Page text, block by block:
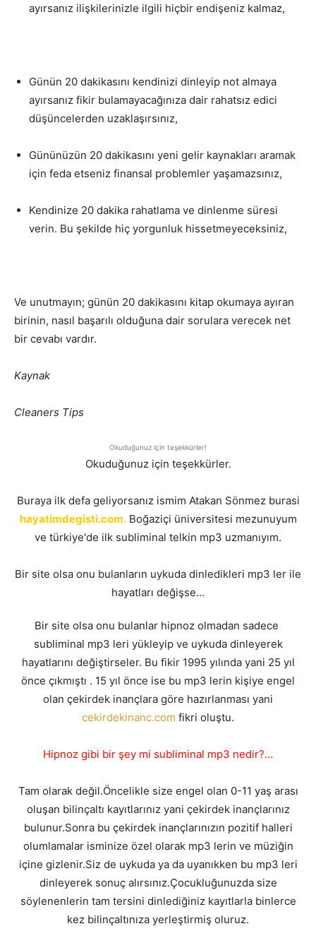
ayırsanız ilişkilerinizle ilgili hiçbir endişeniz kalmaz,
Günün 20 dakikasını kendinizi dinleyip not almaya
ayırsanız fikir bulamayacağınıza dair rahatsız edici
düşüncelerden uzaklaşırsınız,
Gününüzün 20 dakikasını yeni gelir kaynakları aramak
için feda etseniz finansal problemler yaşamazsınız,
Kendinize 20 dakika rahatlama ve dinlenme süresi
verin. Bu şekilde hiç yorgunluk hissetmeyeceksiniz,
Ve unutmayın; günün 20 dakikasını kitap okumaya ayıran
birinin, nasıl başarılı olduğuna dair sorulara verecek net
bir cevabı vardır.
Kaynak
Cleaners Tips
Okuduğunuz için teşekkürler!
Okuduğunuz için teşekkürler.
Buraya ilk defa geliyorsanız ismim Atakan Sönmez burasi
hayatimdegisti.com.Boğaziçi üniversitesi mezunuyum
ve türkiye'de ilk subliminal telkin mp3 uzmanıyım.
Bir site olsa onu bulanların uykuda dinledikleri mp3 ler ile
hayatları değişse…
Bir site olsa onu bulanlar hipnoz olmadan sadece
subliminal mp3 leri yükleyip ve uykuda dinleyerek
hayatlarını değiştirseler. Bu fikir 1995 yılında yani 25 yıl
önce çıkmıştı . 15 yıl önce ise bu mp3 lerin kişiye engel
olan çekirdek inançlara göre hazırlanması yani
cekirdekinanc.com fikri oluştu.
Hipnoz gibi bir şey mi subliminal mp3 nedir?…
Tam olarak değil.Öncelikle size engel olan 0-11 yaş arası
oluşan bilinçaltı kayıtlarınız yani çekirdek inançlarınız
bulunur.Sonra bu çekirdek inançlarınızın pozitif halleri
olumlamalar isminize özel olarak mp3 lerin ve müziğin
içine gizlenir.Siz de uykuda ya da uyanıkken bu mp3 leri
dinleyerek sonuç alırsınız.Çocukluğunuzda size
söylenenlerin tam tersini dinlediğiniz kayıtlarla binlerce
kez bilinçaltınıza yerleştirmiş oluruz.